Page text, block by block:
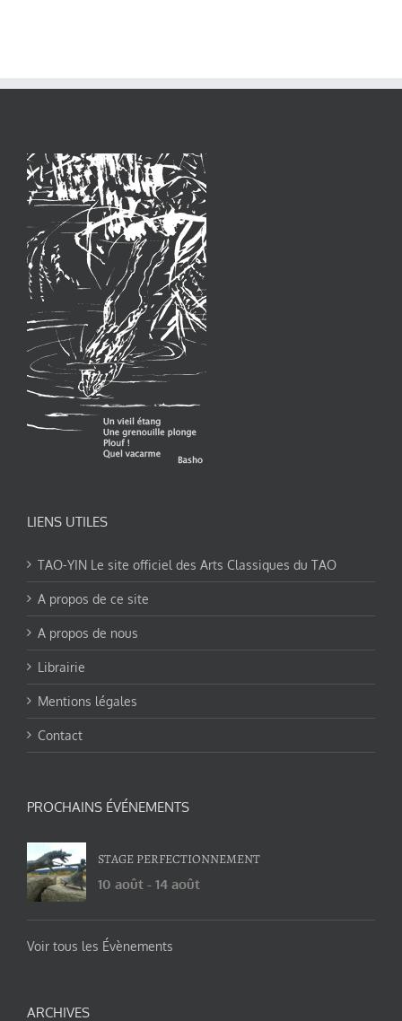
LIENS UTILES
TAO-YIN Le site officiel des Arts Classiques du TAO
A propos de ce site
A propos de nous
Librairie
Mentions légales
Contact
PROCHAINS ÉVÉNEMENTS
STAGE PERFECTIONNEMENT
10 août - 14 août
Voir tous les Évènements
ARCHIVES